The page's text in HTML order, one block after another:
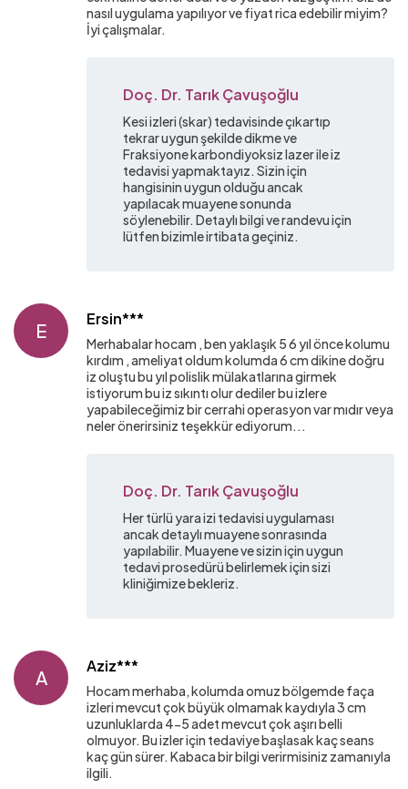
nasıl uygulama yapılıyor ve fiyat rica edebilir miyim?
İyi çalışmalar.
Doç. Dr. Tarık Çavuşoğlu
Kesi izleri (skar) tedavisinde çıkartıp
tekrar uygun şekilde dikme ve
Fraksiyone karbondiyoksiz lazer ile iz
tedavisi yapmaktayız. Sizin için
hangisinin uygun olduğu ancak
yapılacak muayene sonunda
söylenebilir. Detaylı bilgi ve randevu için
lütfen bizimle irtibata geçiniz.
E
Ersin***
Merhabalar hocam , ben yaklaşık 5 6 yıl önce kolumu
kırdım , ameliyat oldum kolumda 6 cm dikine doğru
iz oluştu bu yıl polislik mülakatlarına girmek
istiyorum bu iz sıkıntı olur dediler bu izlere
yapabileceğimiz bir cerrahi operasyon var mıdır veya
neler önerirsiniz teşekkür ediyorum...
Doç. Dr. Tarık Çavuşoğlu
Her türlü yara izi tedavisi uygulaması
ancak detaylı muayene sonrasında
yapılabilir. Muayene ve sizin için uygun
tedavi prosedürü belirlemek için sizi
kliniğimize bekleriz.
A
Aziz***
Hocam merhaba, kolumda omuz bölgemde faça
izleri mevcut çok büyük olmamak kaydıyla 3 cm
uzunluklarda 4-5 adet mevcut çok aşırı belli
olmuyor. Bu izler için tedaviye başlasak kaç seans
kaç gün sürer. Kabaca bir bilgi verirmisiniz zamanıyla
ilgili.